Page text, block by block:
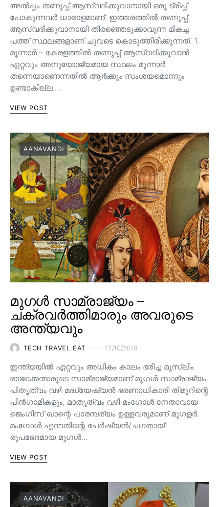
അൽപ്പം തണുപ്പ് ആസ്വദിക്കുവാനായി ഒരു ട്രിപ്പ്
പോകുന്നവർ ധാരാളമാണ്. ഇത്തരത്തിൽ തണുപ്പ്
ആസ്വദിക്കുവാനായി തിരഞ്ഞെടുക്കാവുന്ന മികച്ച
പത്ത് സ്ഥലങ്ങളാണ് ചുവടെ കൊടുത്തിരിക്കുന്നത്. 1.
മൂന്നാർ – കേരളത്തിൽ തണുപ്പ് ആസ്വദിക്കുവാൻ
ഏറ്റവും അനുയോജ്യമായ സ്ഥലം മൂന്നാർ
തന്നെയാണെന്നതിൽ ആർക്കും സംശയമൊന്നും
ഉണ്ടാകില്ല.…
VIEW POST
AANAVANDI
മുഗൾ സാമ്രാജ്യം –
ചക്രവർത്തിമാരും അവരുടെ
അന്ത്യവും
TECH TRAVEL EAT 12/10/2018
ഇന്ത്യയിൽ ഏറ്റവും അധികം കാലം ഭരിച്ച മുസ്ലീം
രാജാക്കന്മാരുടെ സാമ്രാജ്യമാണ് മുഗൾ സാമ്രാജ്യം.
പിതൃത്വം വഴി മദ്ധ്യേഷ്യൻ ഭരണാധികാരി തിമൂറിന്റെ
പിൻ‌ഗാമികളും, മാതൃത്വം വഴി മംഗോൾ നേതാവായ
ജെംഗിസ് ഖാന്റെ പാരമ്പര്യം ഉള്ളവരുമാണ്‌ മുഗളർ.
മംഗോൾ എന്നതിന്റെ പേർഷ്യൻ/ചഗതായ്
രൂപഭേദമായ മുഗൾ…
VIEW POST
AANAVANDI